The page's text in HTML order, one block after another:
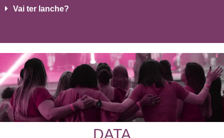
Vai ter lanche?
DATA